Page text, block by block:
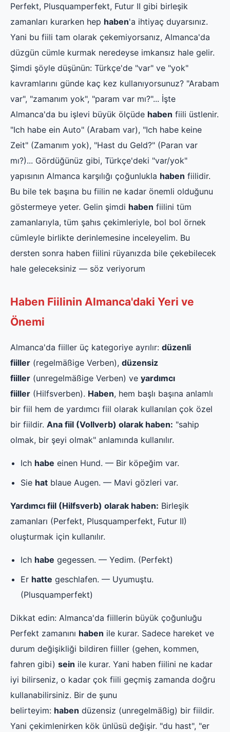
Perfekt, Plusquamperfekt, Futur II gibi birleşik
zamanları kurarken hep haben'a ihtiyaç duyarsınız.
Yani bu fiili tam olarak çekemiyorsanız, Almanca'da
düzgün cümle kurmak neredeyse imkansız hale gelir.
Şimdi şöyle düşünün: Türkçe'de "var" ve "yok"
kavramlarını günde kaç kez kullanıyorsunuz? "Arabam
var", "zamanım yok", "param var mı?"... İşte
Almanca'da bu işlevi büyük ölçüde haben fiili üstlenir.
"Ich habe ein Auto" (Arabam var), "Ich habe keine
Zeit" (Zamanım yok), "Hast du Geld?" (Paran var
mı?)... Gördüğünüz gibi, Türkçe'deki "var/yok"
yapısının Almanca karşılığı çoğunlukla haben fiilidir.
Bu bile tek başına bu fiilin ne kadar önemli olduğunu
göstermeye yeter. Gelin şimdi haben fiilini tüm
zamanlarıyla, tüm şahıs çekimleriyle, bol bol örnek
cümleyle birlikte derinlemesine inceleyelim. Bu
dersten sonra haben fiilini rüyanızda bile çekebilecek
hale geleceksiniz — söz veriyorum
Haben Fiilinin Almanca'daki Yeri ve
Önemi
Almanca'da fiiller üç kategoriye ayrılır: düzenli
fiiller (regelmäßige Verben), düzensiz
fiiller (unregelmäßige Verben) ve yardımcı
fiiller (Hilfsverben). Haben, hem başlı başına anlamlı
bir fiil hem de yardımcı fiil olarak kullanılan çok özel
bir fiildir. Ana fiil (Vollverb) olarak haben: "sahip
olmak, bir şeyi olmak" anlamında kullanılır.
Ich habe einen Hund. — Bir köpeğim var.
Sie hat blaue Augen. — Mavi gözleri var.
Yardımcı fiil (Hilfsverb) olarak haben: Birleşik
zamanları (Perfekt, Plusquamperfekt, Futur II)
oluşturmak için kullanılır.
Ich habe gegessen. — Yedim. (Perfekt)
Er hatte geschlafen. — Uyumuştu.
(Plusquamperfekt)
Dikkat edin: Almanca'da fiillerin büyük çoğunluğu
Perfekt zamanını haben ile kurar. Sadece hareket ve
durum değişikliği bildiren fiiller (gehen, kommen,
fahren gibi) sein ile kurar. Yani haben fiilini ne kadar
iyi bilirseniz, o kadar çok fiili geçmiş zamanda doğru
kullanabilirsiniz. Bir de şunu
belirteyim: haben düzensiz (unregelmäßig) bir fiildir.
Yani çekimlenirken kök ünlüsü değişir. "du hast", "er